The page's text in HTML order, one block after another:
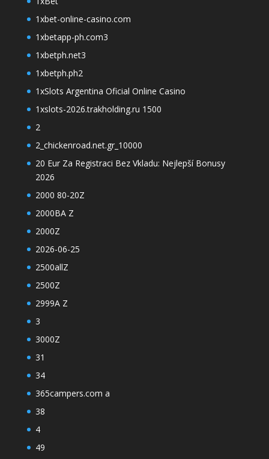
1xbet-online-casino.com
1xbetapp-ph.com3
1xbetph.net3
1xbetph.ph2
1xSlots Argentina Oficial Online Casino
1xslots-2026.trakholding.ru 1500
2
2_chickenroad.net.gr_10000
20 Eur Za Registraci Bez Vkladu: Nejlepší Bonusy
2026
2000 80-20Z
2000BA Z
2000Z
2026-06-25
2500allZ
2500Z
2999A Z
3
3000Z
31
34
365campers.com a
38
4
49